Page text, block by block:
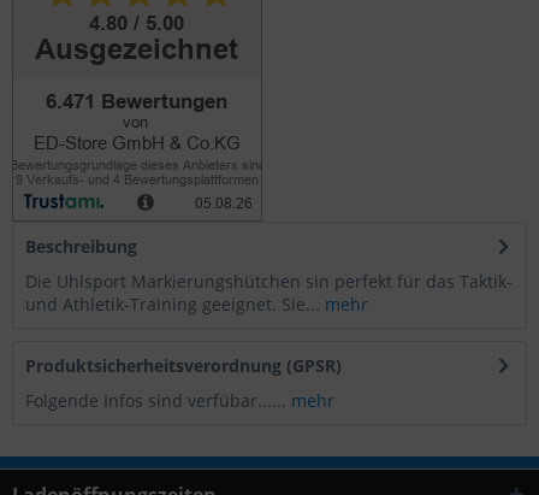
Beschreibung
Die Uhlsport Markierungshütchen sin perfekt für das Taktik-
und Athletik-Training geeignet. Sie... mehr
Produktsicherheitsverordnung (GPSR)
Folgende Infos sind verfübar...... mehr